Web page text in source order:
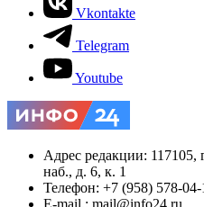
Vkontakte
Telegram
Youtube
Адрес редакции: 117105,
наб., д. 6, к. 1
Телефон: +7 (958) 578-04-
E-mail.: mail@info24.ru